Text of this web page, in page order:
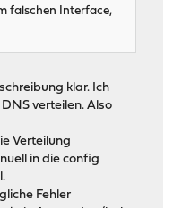
falschen Interface,
klar. Ich
verteilen. Also
Verteilung
in die config
Fehler